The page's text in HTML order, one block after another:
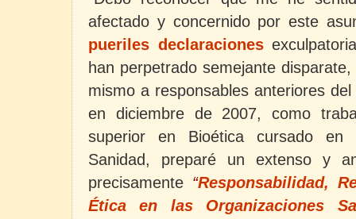
afectado y concernido por este
pueriles declaraciones
han perpetrado semejante
mismo a responsables anteriores
en diciembre de 2007, como
superior en Bioética cursado en
Sanidad, preparé un extenso y
precisamente “Responsabilidad,
Ética en las Organizaciones